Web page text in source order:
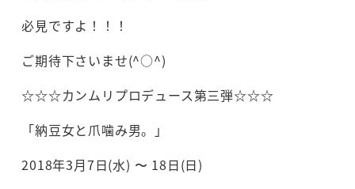
必見ですよ！！！
ご期待下さいませ(^○^)
☆☆☆カンムリプロデュース第三弾☆☆☆
「納豆女と爪噛み男。」
2018年3月7日(水) 〜 18日(日)